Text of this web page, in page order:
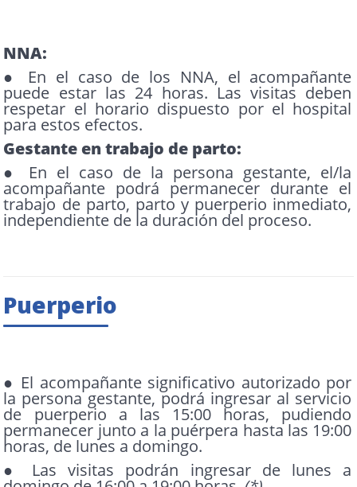
NNA:
● En el caso de los NNA, el acompañante
puede estar las 24 horas. Las visitas deben
respetar el horario dispuesto por el hospital
para estos efectos.
Gestante en trabajo de parto:
● En el caso de la persona gestante, el/la
acompañante podrá permanecer durante el
trabajo de parto, parto y puerperio inmediato,
independiente de la duración del proceso.
Puerperio
● El acompañante significativo autorizado por
la persona gestante, podrá ingresar al servicio
de puerperio a las 15:00 horas, pudiendo
permanecer junto a la puérpera hasta las 19:00
horas, de lunes a domingo.
● Las visitas podrán ingresar de lunes a